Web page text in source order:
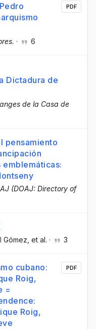
· 6
PDF
Dictadura de
de la Casa de
pensamiento
(DOAJ: Directory of
Gómez , et al. · 3
cubano:
Roig,
=
Roig,
PDF